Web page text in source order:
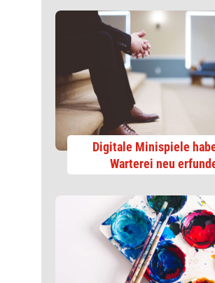
Digitale Minispiele
Warterei neu